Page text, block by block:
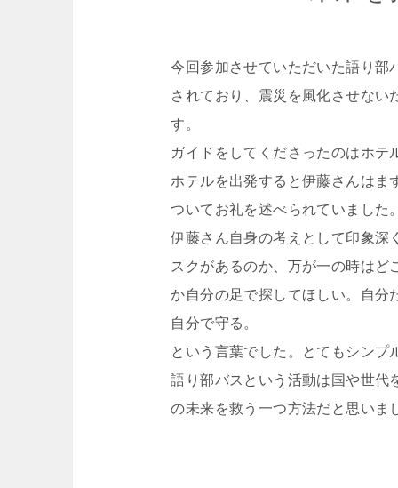
今回参加させていただいた語り部
されており、震災を風化させない
す。
ガイドをしてくださったのはホテ
ホテルを出発すると伊藤さんはま
ついてお礼を述べられていました
伊藤さん自身の考えとして印象深
スクがあるのか、万が一の時はど
か自分の足で探してほしい。自分
自分で守る。
という言葉でした。とてもシンプ
語り部バスという活動は国や世代
の未来を救う一つ方法だと思いま